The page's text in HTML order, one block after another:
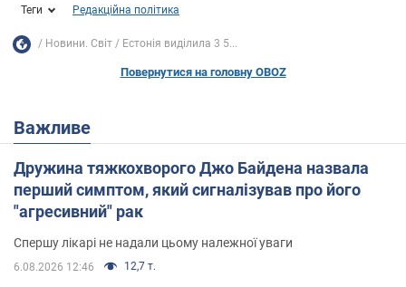
Теги Редакційна політика
Новини. Світ Естонія виділила 3 5...
Повернутися на головну OBOZ
Важливе
Дружина тяжкохворого Джо Байдена назвала
перший симптом, який сигналізував про його
"агресивний" рак
Спершу лікарі не надали цьому належної уваги
6.08.2026 12:46 12,7 т.